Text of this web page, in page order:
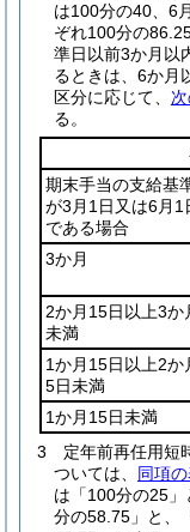
は100分の40、6
ぞれ100分の
準日以前3か月以
るときは、6か月
区分に応じて、
る。
期末手当の支給基
が3月1日又は6月1
である場合
3か月
2か月15日以上3か
未満
1か月15日以上2か
5日未満
1か月15日未満
3
定年前再任用短
ついては、 同項
は「100分の25
分の58.75」と、